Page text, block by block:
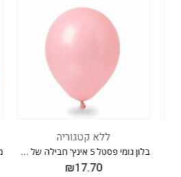
ללא קטגוריה
בלון גומי פסטל 5 אינץ' חבילה של 100 יח' LIGHT PINK 031
₪17.70